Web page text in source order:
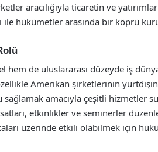
aracılığıyla ticaretin ve
hükümetler arasında bir köprü
hem de uluslararası düzeyde iş
Amerikan şirketlerinin
amacıyla çeşitli hizmetler
etkinlikler ve seminerler
üzerinde etkili olabilmek için